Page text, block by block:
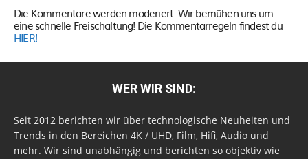
Die Kommentare werden moderiert. Wir bemühen uns um
eine schnelle Freischaltung! Die Kommentarregeln findest du
HIER!
WER WIR SIND:
Seit 2012 berichten wir über technologische Neuheiten und
Trends in den Bereichen 4K / UHD, Film, Hifi, Audio und
mehr. Wir sind unabhängig und berichten so objektiv wie